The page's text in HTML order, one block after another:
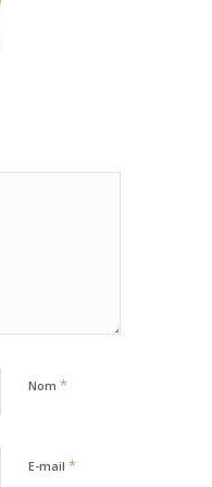
Nom *
E-mail *